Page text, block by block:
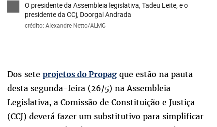
O presidente da Assembleia legislativa, Tadeu Leite, e o
presidente da CCj, Doorgal Andrada
crédito: Alexandre Netto/ALMG
Dos sete projetos do Propag que estão na pauta
desta segunda-feira (26/5) na Assembleia
Legislativa, a Comissão de Constituição e Justiça
(CCJ) deverá fazer um substitutivo para simplificar